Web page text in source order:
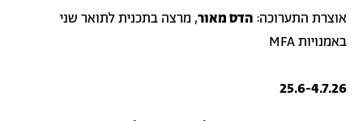
אוצרת התערוכה: הדס מאור, מרצה בתכנית לתואר שני
באמנויות MFA
25.6-4.7.26